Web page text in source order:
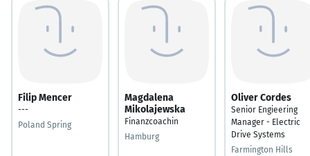
Filip Mencer
---
Poland Spring
Magdalena
Mikolajewska
Finanzcoachin
Hamburg
Oliver Cordes
Senior Engieering
Manager - Electric
Drive Systems
Farmington Hills